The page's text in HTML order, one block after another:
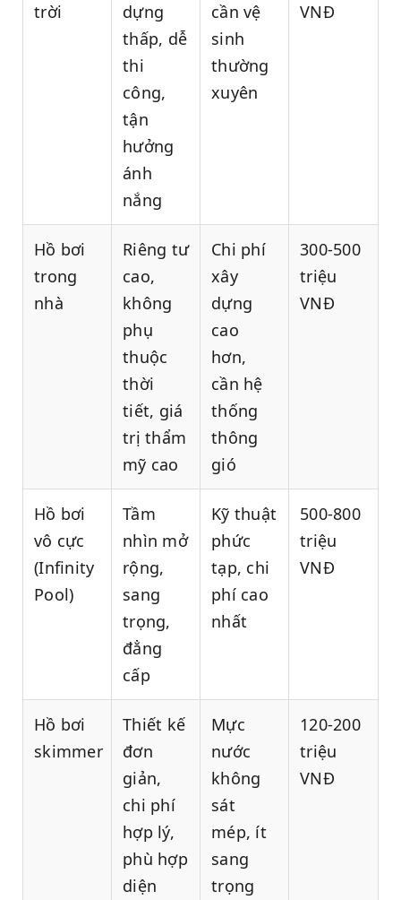
trời
dựng
thấp, dễ
thi
công,
tận
hưởng
ánh
nắng
cần vệ
sinh
thường
xuyên
VNĐ
Hồ bơi
trong
nhà
Riêng tư
cao,
không
phụ
thuộc
thời
tiết, giá
trị thẩm
mỹ cao
Chi phí
xây
dựng
cao
hơn,
cần hệ
thống
thông
gió
300-500
triệu
VNĐ
Hồ bơi
vô cực
(Infinity
Pool)
Tầm
nhìn mở
rộng,
sang
trọng,
đẳng
cấp
Kỹ thuật
phức
tạp, chi
phí cao
nhất
500-800
triệu
VNĐ
Hồ bơi
skimmer
Thiết kế
đơn
giản,
chi phí
hợp lý,
phù hợp
diện
Mực
nước
không
sát
mép, ít
sang
trọng
120-200
triệu
VNĐ